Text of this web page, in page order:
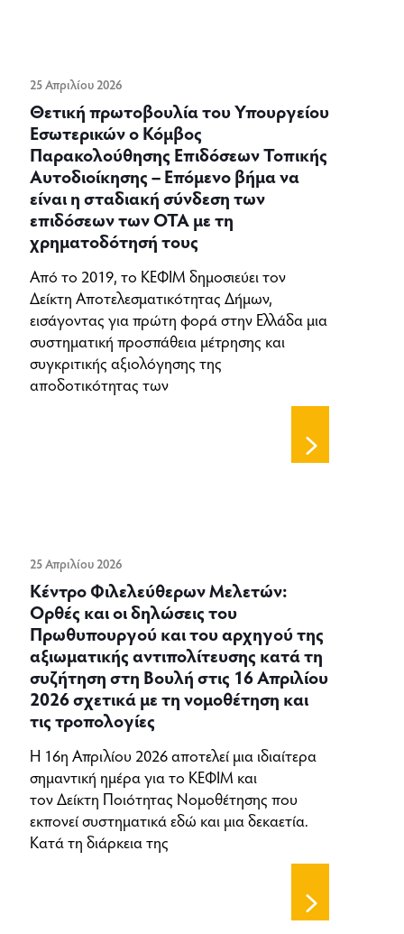
25 Απριλίου 2026
Θετική πρωτοβουλία του Υπουργείου
Εσωτερικών ο Κόμβος
Παρακολούθησης Επιδόσεων Τοπικής
Αυτοδιοίκησης – Επόμενο βήμα να
είναι η σταδιακή σύνδεση των
επιδόσεων των ΟΤΑ με τη
χρηματοδότησή τους
Από το 2019, το ΚΕΦΙΜ δημοσιεύει τον
Δείκτη Αποτελεσματικότητας Δήμων,
εισάγοντας για πρώτη φορά στην Ελλάδα μια
συστηματική προσπάθεια μέτρησης και
συγκριτικής αξιολόγησης της
αποδοτικότητας των
25 Απριλίου 2026
Κέντρο Φιλελεύθερων Μελετών:
Ορθές και οι δηλώσεις του
Πρωθυπουργού και του αρχηγού της
αξιωματικής αντιπολίτευσης κατά τη
συζήτηση στη Βουλή στις 16 Απριλίου
2026 σχετικά με τη νομοθέτηση και
τις τροπολογίες
Η 16η Απριλίου 2026 αποτελεί μια ιδιαίτερα
σημαντική ημέρα για το ΚΕΦΙΜ και
τον Δείκτη Ποιότητας Νομοθέτησης που
εκπονεί συστηματικά εδώ και μια δεκαετία.
Κατά τη διάρκεια της